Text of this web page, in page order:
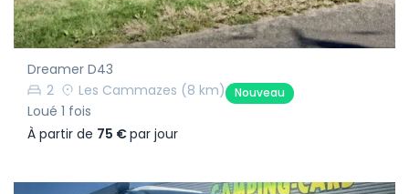
Dreamer D43
2
Les Cammazes (8 km) Nouveau
Loué 1 fois
À partir de 75 €par jour